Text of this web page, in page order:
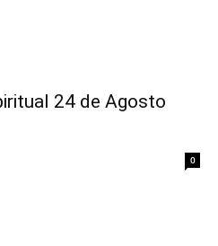
24 de Agosto
0